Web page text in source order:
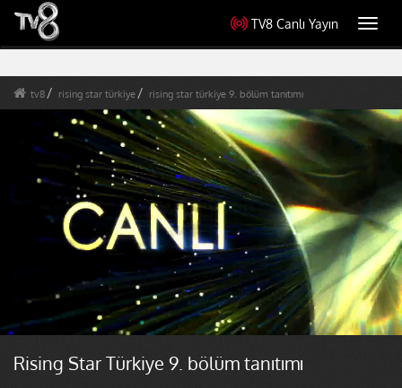
TV8 Canlı Yayın
tv8 rising star türkiye rising star türkiye 9. bölüm tanıtımı
Rising Star Türkiye 9. bölüm tanıtımı